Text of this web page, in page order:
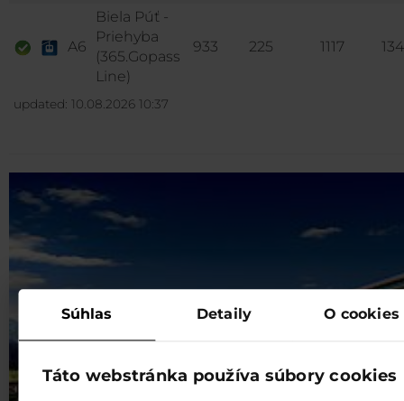
Súhlas Detaily O cookies
Táto webstránka používa súbory cookies
A6
Biela Púť -
Priehyba
(365.Gopass
Line)
933 225 1117
updated: 10.08.2026 10:37